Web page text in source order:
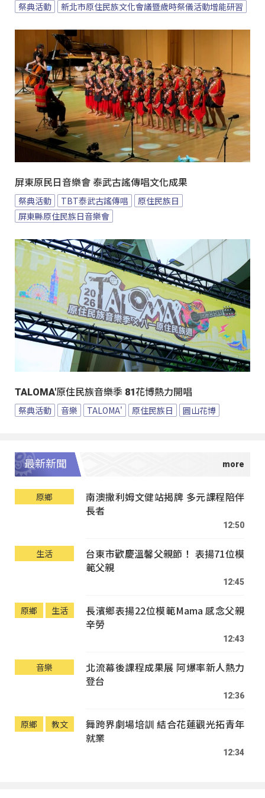
祭典活動 新北市原住民族文化會議暨歲時祭儀活動增能研習
屏東原民日音樂會 泰武古謠傳唱文化成果
祭典活動 TBT泰武古謠傳唱
原住民族日
屏東縣原住民族日音樂會
TALOMA'原住民族音樂季 81花博熱力開唱
祭典活動 音樂 TALOMA' 原住民族日 圓山花博
最新新聞
原鄉
南澳撒利姆文健站揭牌 多元課程陪伴
長者
12:50
生活
台東市歡慶溫馨父親節！ 表揚71位模
範父親
12:45
原鄉 生活
長濱鄉表揚22位模範Mama 感念父親
辛勞
12:43
音樂
北流幕後課程成果展 阿爆率新人熱力
登台
12:36
原鄉 教文
舞跨界劇場培訓 結合花蓮觀光拓青年
就業
12:34